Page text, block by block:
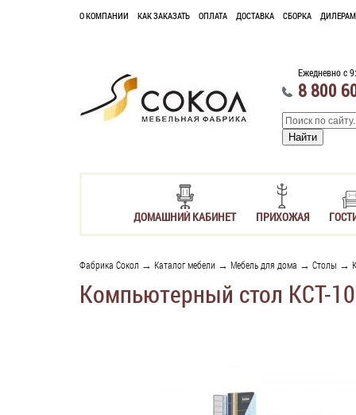
О КОМПАНИИ КАК ЗАКАЗАТЬ ОПЛАТА ДОСТАВКА СБОРКА ДИЛЕРАМ
Ежедневно с
8 800
ДОМАШНИЙ КАБИНЕТ ПРИХОЖАЯ
Фабрика Сокол → Каталог мебели → Мебель для дома → Столы →
Компьютерный стол КСТ-